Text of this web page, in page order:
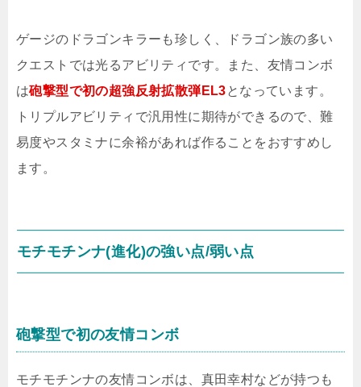
ゲージのドラゴンキラーも珍しく、ドラゴン族の多い
クエストでは光るアビリティです。また、友情コンボ
は砲撃型で初の超強反射拡散弾EL3となっています。
トリプルアビリティで汎用性に期待ができるので、難
易度やスタミナに余裕があれば作ることをおすすめし
ます。
モチモチンナ(進化)の強い点/弱い点
砲撃型で初の友情コンボ
モチモチンナの友情コンボは、真田幸村などが持つも